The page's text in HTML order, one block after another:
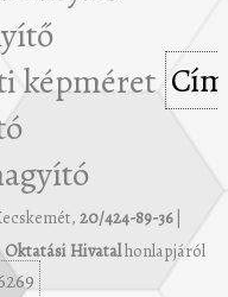
20/424-89-36|
Oktatási Hivatalhonlapjáról